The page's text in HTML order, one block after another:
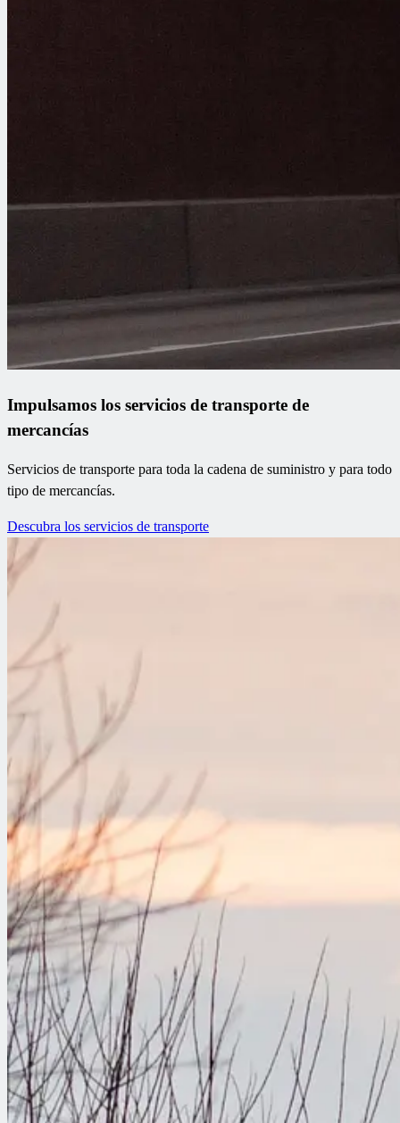
Impulsamos los servicios de transporte de
mercancías
Servicios de transporte para toda la cadena de suministro y para todo
tipo de mercancías.
Descubra los servicios de transporte